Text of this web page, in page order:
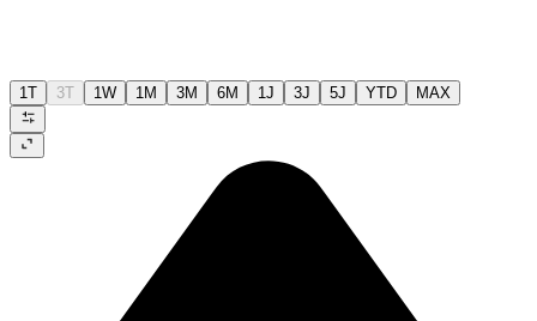
1T 3T 1W 1M 3M 6M 1J 3J 5J YTD MAX